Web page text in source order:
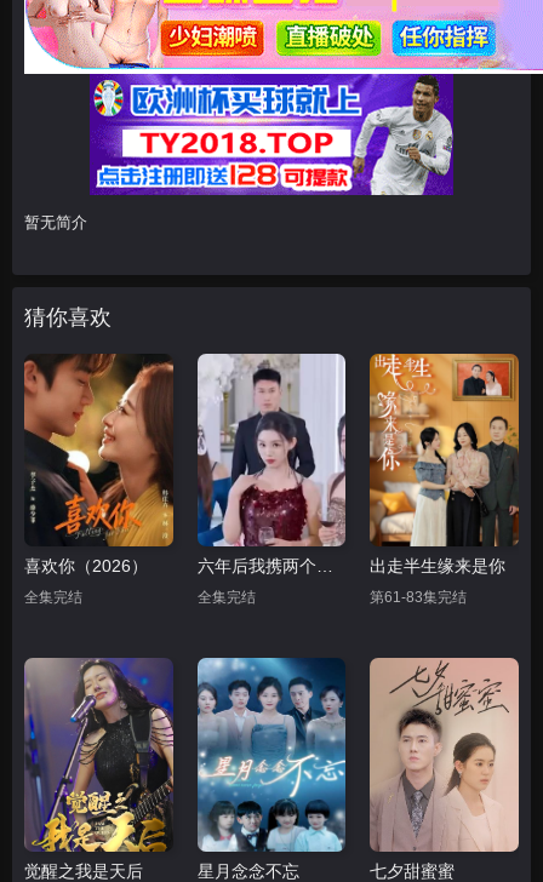
暂无简介
猜你喜欢
喜欢你（2026）
全集完结
六年后我携两个崽炸翻前夫家
全集完结
出走半生缘来是你
第61-83集完结
觉醒之我是天后 星月念念不忘 七夕甜蜜蜜